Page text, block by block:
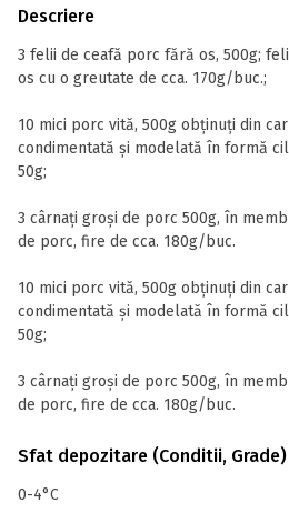
Descriere
3 felii de ceafă porc fără os, 500g;
os cu o greutate de cca. 170g/buc.;
10 mici porc vită, 500g obținuți din
condimentată și modelată în formă
50g;
3 cârnați groși de porc 500g, în
de porc, fire de cca. 180g/buc.
10 mici porc vită, 500g obținuți din
condimentată și modelată în formă
50g;
3 cârnați groși de porc 500g, în
de porc, fire de cca. 180g/buc.
Sfat depozitare (Conditii, Grade)
0-4°C